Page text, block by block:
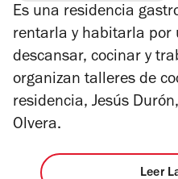
Es una residencia
rentarla y habitarla por
descansar, cocinar y
organizan talleres de
residencia, Jesús
Olvera.
Leer